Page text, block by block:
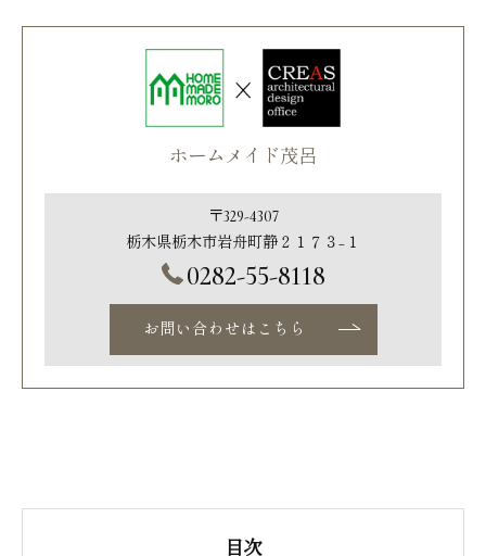
ホームメイド茂呂
〒329-4307
栃木県栃木市岩舟町静２１７３−１
0282-55-8118
お問い合わせはこちら
目次